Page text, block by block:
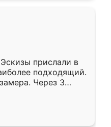
прислали в
подходящий.
Через 3
Остались
Ренессанс
работу!